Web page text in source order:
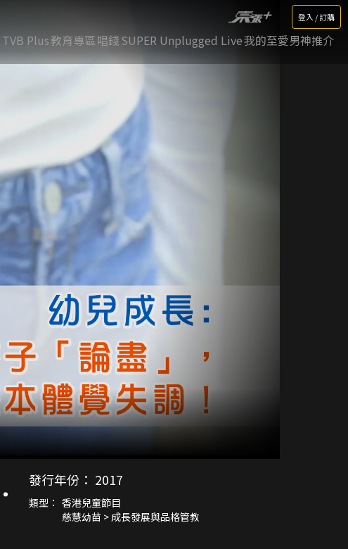
登入 / 訂購
TVB Plus教育專區唱錢SUPER Unplugged Live我的至愛男神推介
發行年份： 2017
類型： 香港兒童節目
慈慧幼苗 > 成長發展與品格管教